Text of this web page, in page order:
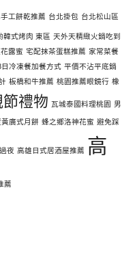
工餅乾推薦 台北掛包 台北松山區
韓式烤肉 東區 天外天精緻火鍋吃到
露蜜 宅配抹茶蛋糕推薦 家常菜餐
冷凍餐加餐方式 平價不沾平底鍋
板橋和牛推薦 桃園推薦眼鏡行 橡
節禮物 瓦城泰國料理桃園 男
廣式月餅 蜂之鄉洛神花蜜 避免踩
夜 高雄日式居酒屋推薦 高
薦